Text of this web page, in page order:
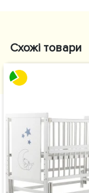
Схожі товари